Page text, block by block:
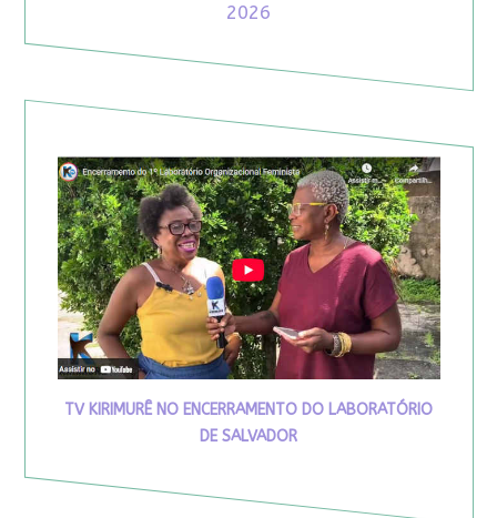
2026
TV KIRIMURÊ NO ENCERRAMENTO DO LABORATÓRIO
DE SALVADOR